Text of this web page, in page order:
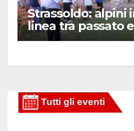
Strassoldo: alpini
linea tra passato